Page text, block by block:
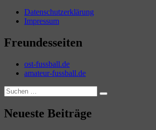
Datenschutzerklärung
Impressum
Freundesseiten
ost-fussball.de
amateur-fussball.de
Suchen
nach:
Suchen
Neueste Beiträge